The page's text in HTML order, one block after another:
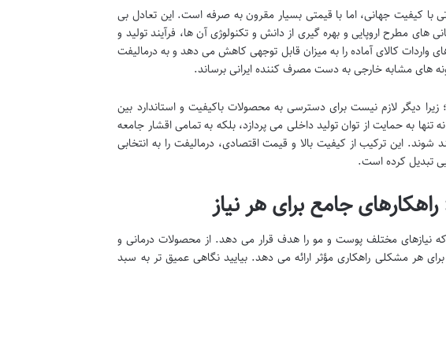
با کیفیت جهانی، اما با قیمتی بسیار مقرون به صرفه است. این تعادل بی
مطرح اروپایی و بهره گیری از دانش و تکنولوژی آن ها، فرآیند تولید و
کالای آماده را به میزان قابل توجهی کاهش می دهد و به درمالیفت
های مشابه خارجی به دست مصرف کننده ایرانی برساند.
زیرا دیگر لازم نیست برای دسترسی به محصولات باکیفیت و استاندارد بین
به حمایت از توان تولید داخلی می پردازد، بلکه به تمامی اقشار جامعه
این ترکیب از کیفیت بالا و قیمت اقتصادی، درمالیفت را به انتخابی
تبدیل کرده است.
جامع برای هر نیاز
مختلف پوست و مو را هدف قرار می دهد. از محصولات درمانی و
هر مشکلی راهکاری مؤثر ارائه می دهد. بیایید نگاهی عمیق تر به سبد